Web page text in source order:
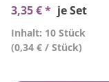
3,35 € * je Set
Inhalt: 10 Stück
(0,34 € / Stück)